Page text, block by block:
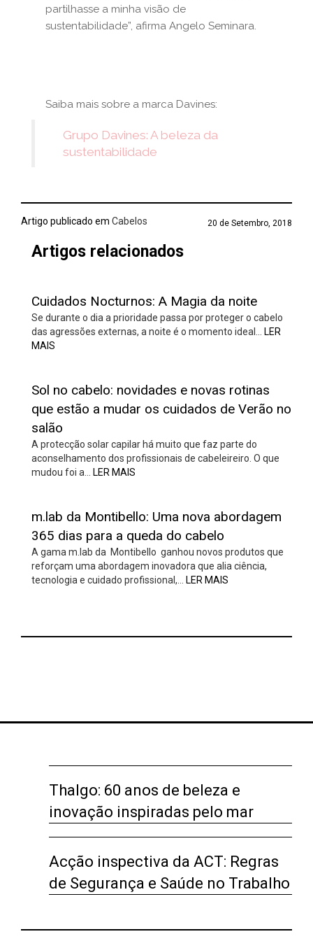
partilhasse a minha visão de
sustentabilidade”, afirma Angelo Seminara.
Saiba mais sobre a marca Davines:
Grupo Davines: A beleza da
sustentabilidade
Artigo publicado em Cabelos 20 de Setembro, 2018
Artigos relacionados
Cuidados Nocturnos: A Magia da noite
Se durante o dia a prioridade passa por proteger o cabelo
das agressões externas, a noite é o momento ideal…
LER
MAIS
Sol no cabelo: novidades e novas rotinas
que estão a mudar os cuidados de Verão no
salão
A protecção solar capilar há muito que faz parte do
aconselhamento dos profissionais de cabeleireiro. O que
mudou foi a…
LER MAIS
m.lab da Montibello: Uma nova abordagem
365 dias para a queda do cabelo
A gama m.lab da Montibello ganhou novos produtos que
reforçam uma abordagem inovadora que alia ciência,
tecnologia e cuidado profissional,…
LER MAIS
Thalgo: 60 anos de beleza e
inovação inspiradas pelo mar
Acção inspectiva da ACT: Regras
de Segurança e Saúde no Trabalho